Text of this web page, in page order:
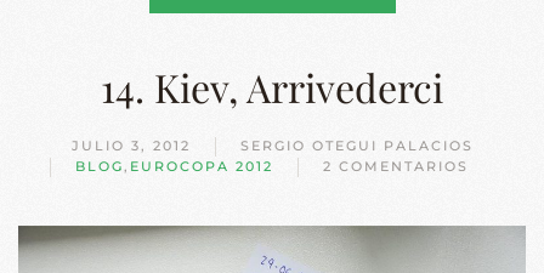
14. Kiev, Arrivederci
JULIO 3, 2012
SERGIO OTEGUI PALACIOS
BLOG, EUROCOPA 2012 2 COMENTARIOS
EN
ARRIVEDERCI